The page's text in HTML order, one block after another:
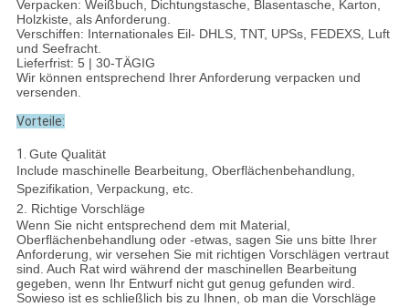
Verpacken: Weißbuch, Dichtungstasche, Blasentasche, Karton,
Holzkiste, als Anforderung.
Verschiffen: Internationales Eil- DHLS, TNT, UPSs, FEDEXS, Luft
und Seefracht.
Lieferfrist: 5 | 30-TÄGIG
Wir können entsprechend Ihrer Anforderung verpacken und
versenden.
Vorteile:
1. Gute Qualität
Include maschinelle Bearbeitung, Oberflächenbehandlung,
Spezifikation, Verpackung, etc.
2. Richtige Vorschläge
Wenn Sie nicht entsprechend dem mit Material,
Oberflächenbehandlung oder -etwas, sagen Sie uns bitte Ihrer
Anforderung, wir versehen Sie mit richtigen Vorschlägen vertraut
sind. Auch Rat wird während der maschinellen Bearbeitung
gegeben, wenn Ihr Entwurf nicht gut genug gefunden wird.
Sowieso ist es schließlich bis zu Ihnen, ob man die Vorschläge